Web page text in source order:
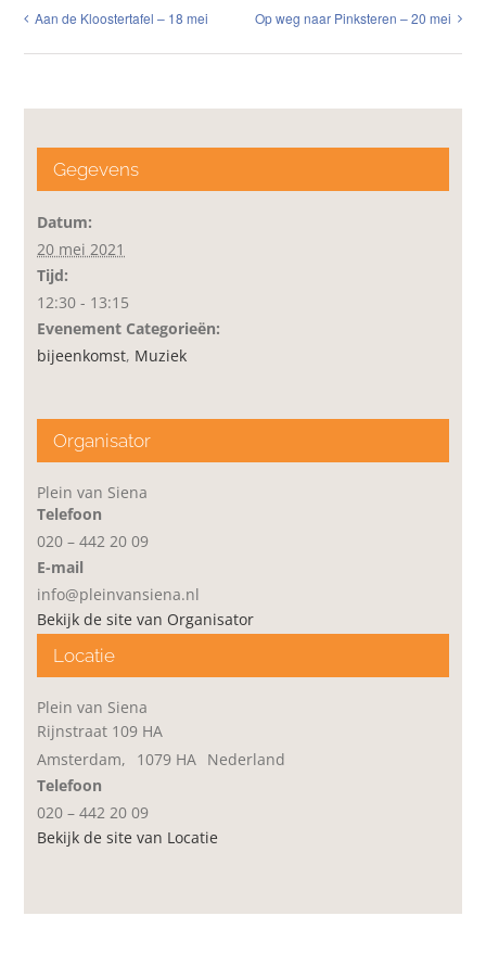
Aan de Kloostertafel – 18 mei Op weg naar Pinksteren – 20 mei
Gegevens
Datum:
20 mei 2021
Tijd:
12:30 - 13:15
Evenement Categorieën:
bijeenkomst, Muziek
Locatie
Plein van Siena
Rijnstraat 109 HA
Amsterdam, 1079 HA Nederland
Telefoon
020 – 442 20 09
Bekijk de site van Locatie
Organisator
Plein van Siena
Telefoon
020 – 442 20 09
E-mail
info@pleinvansiena.nl
Bekijk de site van Organisator